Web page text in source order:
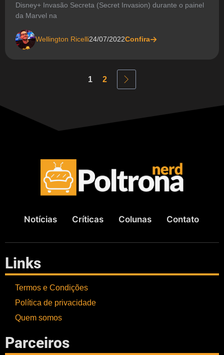
Disney+ Invasão Secreta (Secret Invasion) durante o painel
da Marvel na
Wellington Ricelli24/07/2022Confira
1 2
Notícias Críticas Colunas Contato
Links
Termos e Condições
Política de privacidade
Quem somos
Parceiros